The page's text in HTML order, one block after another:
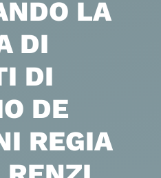
LA
DI
DI
DE
REGIA